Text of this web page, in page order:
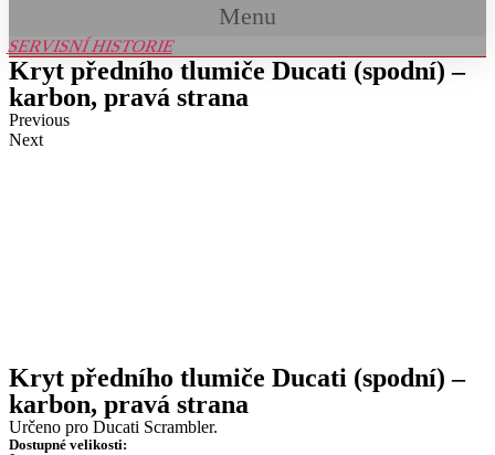
Menu
SERVISNÍ HISTORIE
Kryt předního tlumiče Ducati (spodní) –
karbon, pravá strana
Previous
Next
Kryt předního tlumiče Ducati (spodní) –
karbon, pravá strana
Určeno pro Ducati Scrambler.
Dostupné velikosti: